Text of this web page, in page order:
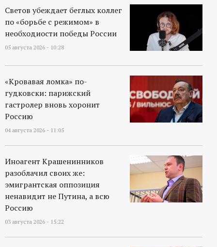
Светов убеждает беглых коллег
по «борьбе с режимом» в
необходиости победы России
05 августа 2026 - 10:28
«Кровавая ломка» по-
гудковски: парижский
гастролер вновь хоронит
Россию
04 августа 2026 - 11:05
Иноагент Крашенинников
разоблачил своих же:
эмигрантская оппозиция
ненавидит не Путина, а всю
Россию
03 августа 2026 - 15:22